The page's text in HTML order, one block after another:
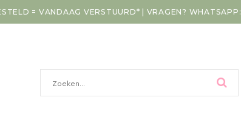
= VANDAAG VERSTUURD* | VRAGEN?